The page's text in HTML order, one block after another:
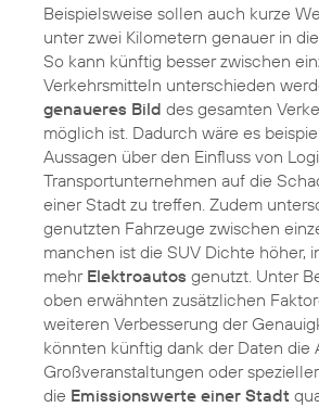
Beispielsweise sollen auch kurze
unter zwei Kilometern genauer in
So kann künftig besser zwischen
Verkehrsmitteln unterschieden
genaueres Bild des gesamten
möglich ist. Dadurch wäre es
Aussagen über den Einfluss von
Transportunternehmen auf die
einer Stadt zu treffen. Zudem
genutzten Fahrzeuge zwischen
manchen ist die SUV Dichte höher,
mehr Elektroautos genutzt. Unter
oben erwähnten zusätzlichen
weiteren Verbesserung der
könnten künftig dank der Daten die
Großveranstaltungen oder
die Emissionswerte einer Stadt